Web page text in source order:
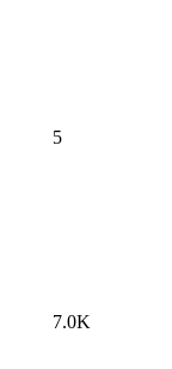
5
7.0K